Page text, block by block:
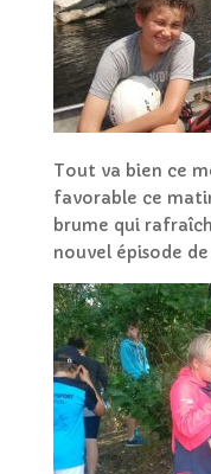
Tout va bien ce
favorable ce
brume qui
nouvel épisode